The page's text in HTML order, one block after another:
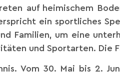
auf heimischem
ein sportliches
Familien, um eine
und Sportarten. Die
Vom 30. Mai bis 2.